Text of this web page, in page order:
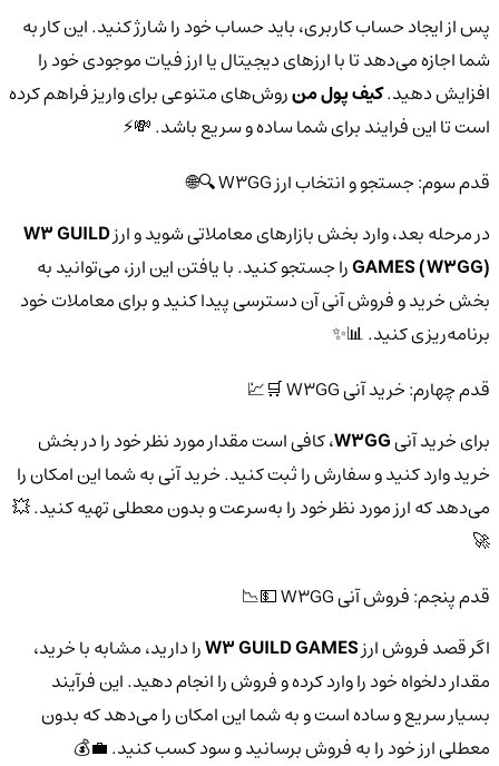
پس از ایجاد حساب کاربری، باید حساب خود را شارژ کنید. این کار به
شما اجازه می‌دهد تا با ارزهای دیجیتال یا ارز فیات موجودی خود را
افزایش دهید.کیف پول منروش‌های متنوعی برای واریز فراهم کرده
است تا این فرایند برای شما ساده و سریع باشد. 💸⚡
قدم سوم: جستجو و انتخاب ارز W3GG 🔍🌐
در مرحله بعد، وارد بخش بازارهای معاملاتی شوید و ارزW3 GUILD
GAMES (W3GG)را جستجو کنید. با یافتن این ارز، می‌توانید به
بخش خرید و فروش آنی آن دسترسی پیدا کنید و برای معاملات خود
برنامه‌ریزی کنید. 📊✨
قدم چهارم: خرید آنی W3GG 🛒💹
برای خرید آنیW3GG، کافی است مقدار مورد نظر خود را در بخش
خرید وارد کنید و سفارش را ثبت کنید. خرید آنی به شما این امکان را
می‌دهد که ارز مورد نظر خود را به‌سرعت و بدون معطلی تهیه کنید. 💥
🚀
قدم پنجم: فروش آنی W3GG 💵📉
اگر قصد فروش ارزW3 GUILD GAMESرا دارید، مشابه با خرید،
مقدار دلخواه خود را وارد کرده و فروش را انجام دهید. این فرآیند
بسیار سریع و ساده است و به شما این امکان را می‌دهد که بدون
معطلی ارز خود را به فروش برسانید و سود کسب کنید. 💼💰